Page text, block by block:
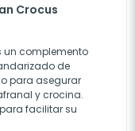
Crocus
un complemento
de
para asegurar
y crocina.
facilitar su